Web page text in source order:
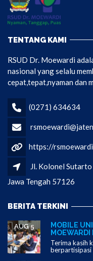
TENTANG KAMI
RSUD Dr. Moewardi
nasional yang selalu
cepat,tepat,nyaman dan
(0271) 634634
https://
Jl. Kolonel
Jawa Tengah 57126
BERITA TERKINI
MOBILE
MOEWARDI
AUG 5
Terima kasih
berpartisipasi